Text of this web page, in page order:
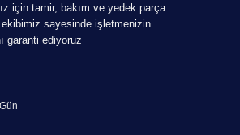
için tamir, bakım ve yedek parça
sayesinde işletmenizin
garanti ediyoruz